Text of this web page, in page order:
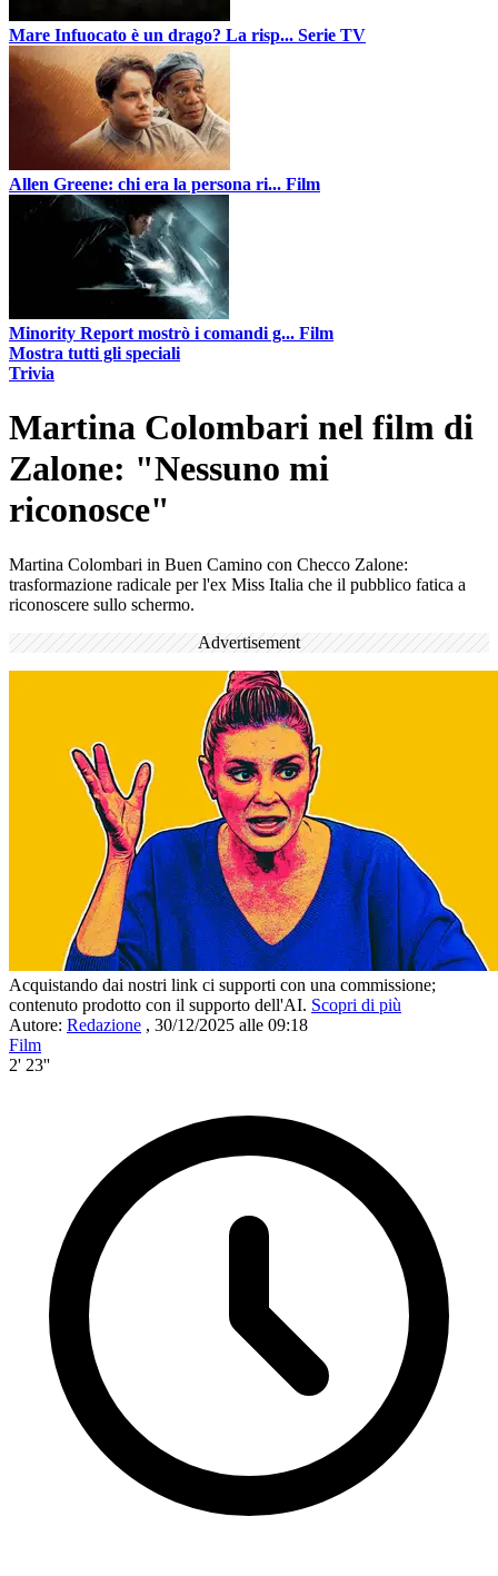
Mare Infuocato è un drago? La risp... Serie TV
Allen Greene: chi era la persona ri... Film
Minority Report mostrò i comandi g... Film
Mostra tutti gli speciali
Trivia
Martina Colombari nel film di
Zalone: "Nessuno mi
riconosce"
Martina Colombari in Buen Camino con Checco Zalone:
trasformazione radicale per l'ex Miss Italia che il pubblico fatica a
riconoscere sullo schermo.
Advertisement
Acquistando dai nostri link ci supporti con una commissione;
contenuto prodotto con il supporto dell'AI. Scopri di più
Autore: Redazione , 30/12/2025 alle 09:18
Film
2' 23''